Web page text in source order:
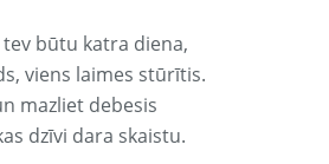
būtu katra diena,
viens laimes stūrītis.
mazliet debesis
dzīvi dara skaistu.